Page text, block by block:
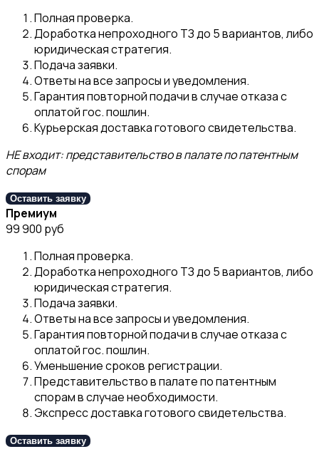
Полная проверка.
Доработка непроходного ТЗ до 5 вариантов, либо
юридическая стратегия.
Подача заявки.
Ответы на все запросы и уведомления.
Гарантия повторной подачи в случае отказа с
оплатой гос. пошлин.
Курьерская доставка готового свидетельства.
НЕ входит: представительство в палате по патентным
спорам
Оставить заявку
Премиум
99 900 руб
Полная проверка.
Доработка непроходного ТЗ до 5 вариантов, либо
юридическая стратегия.
Подача заявки.
Ответы на все запросы и уведомления.
Гарантия повторной подачи в случае отказа с
оплатой гос. пошлин.
Уменьшение сроков регистрации.
Представительство в палате по патентным
спорам в случае необходимости.
Экспресс доставка готового свидетельства.
Оставить заявку